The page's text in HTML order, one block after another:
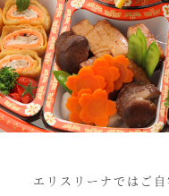
エリスリーナではご